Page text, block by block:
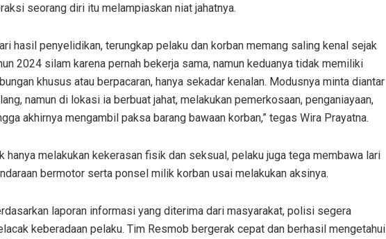
seorang diri itu melampiaskan niat jahatnya.
hasil penyelidikan, terungkap pelaku dan korban memang saling kenal sejak
2024 silam karena pernah bekerja sama, namun keduanya tidak memiliki
khusus atau berpacaran, hanya sekadar kenalan. Modusnya minta diantar
namun di lokasi ia berbuat jahat, melakukan pemerkosaan, penganiayaan,
akhirnya mengambil paksa barang bawaan korban,” tegas Wira Prayatna.
hanya melakukan kekerasan fisik dan seksual, pelaku juga tega membawa lari
bermotor serta ponsel milik korban usai melakukan aksinya.
laporan informasi yang diterima dari masyarakat, polisi segera
keberadaan pelaku. Tim Resmob bergerak cepat dan berhasil mengetahui